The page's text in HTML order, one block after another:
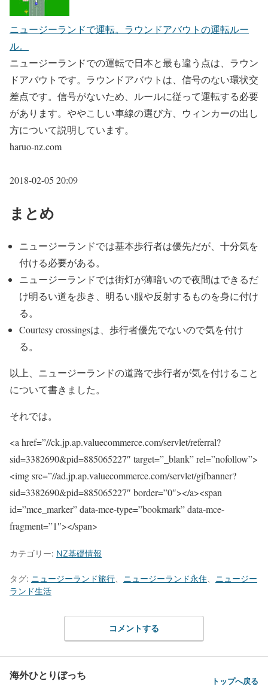
ニュージーランドで運転。ラウンドアバウトの運転ルー
ル。
ニュージーランドでの運転で日本と最も違う点は、ラウン
ドアバウトです。ラウンドアバウトは、信号のない環状交
差点です。信号がないため、ルールに従って運転する必要
があります。ややこしい車線の選び方、ウィンカーの出し
方について説明しています。
haruo-nz.com
2018-02-05 20:09
まとめ
ニュージーランドでは基本歩行者は優先だが、十分気を
付ける必要がある。
ニュージーランドでは街灯が薄暗いので夜間はできるだ
け明るい道を歩き、明るい服や反射するものを身に付け
る。
Courtesy crossingsは、歩行者優先でないので気を付け
る。
以上、ニュージーランドの道路で歩行者が気を付けること
について書きました。
それでは。
<a href=”//ck.jp.ap.valuecommerce.com/servlet/referral?
sid=3382690&pid=885065227″ target=”_blank” rel=”nofollow”>
<img src=”//ad.jp.ap.valuecommerce.com/servlet/gifbanner?
sid=3382690&pid=885065227″ border=”0″></a><span
id=”mce_marker” data-mce-type=”bookmark” data-mce-
fragment=”1″>​</span>
カテゴリー: NZ基礎情報
タグ: ニュージーランド旅行 ニュージーランド永住
ニュージー
ランド生活
コメントする
海外ひとりぼっち トップへ戻る